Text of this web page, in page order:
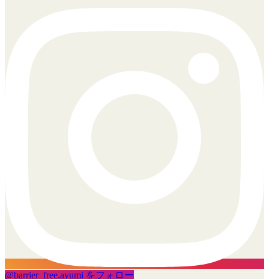
@barrier_free.ayumi をフォロー